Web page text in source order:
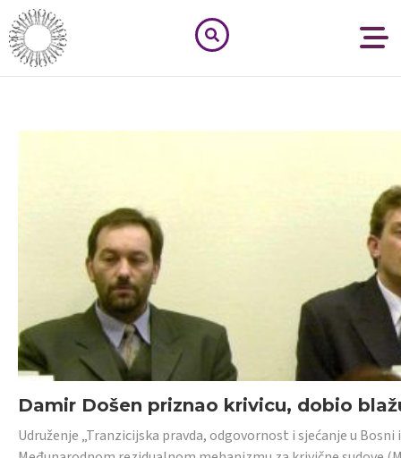
Damir Došen priznao krivicu, dobio
Udruženje „Tranzicijska pravda, odgovornost i sjećanje u